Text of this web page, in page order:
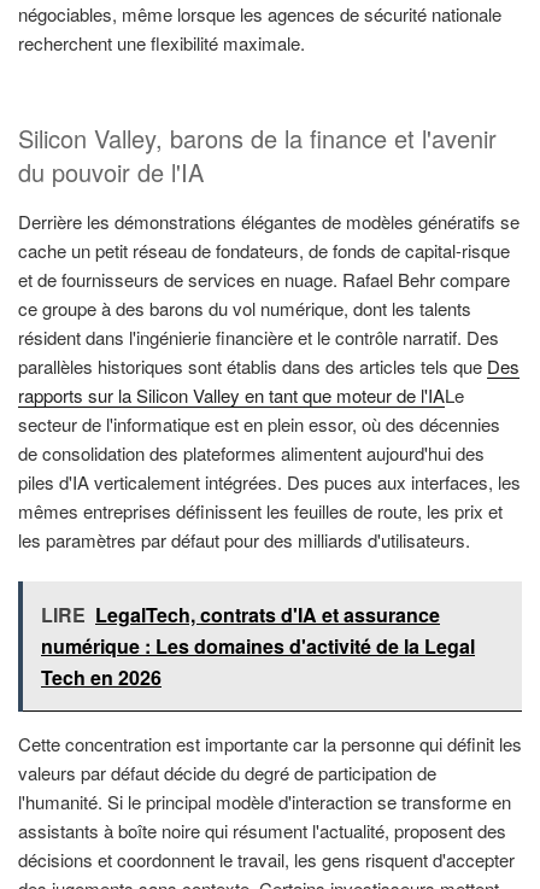
négociables, même lorsque les agences de sécurité nationale
recherchent une flexibilité maximale.
Silicon Valley, barons de la finance et l'avenir
du pouvoir de l'IA
Derrière les démonstrations élégantes de modèles génératifs se
cache un petit réseau de fondateurs, de fonds de capital-risque
et de fournisseurs de services en nuage. Rafael Behr compare
ce groupe à des barons du vol numérique, dont les talents
résident dans l'ingénierie financière et le contrôle narratif. Des
parallèles historiques sont établis dans des articles tels que Des
rapports sur la Silicon Valley en tant que moteur de l'IALe
secteur de l'informatique est en plein essor, où des décennies
de consolidation des plateformes alimentent aujourd'hui des
piles d'IA verticalement intégrées. Des puces aux interfaces, les
mêmes entreprises définissent les feuilles de route, les prix et
les paramètres par défaut pour des milliards d'utilisateurs.
LIRE LegalTech, contrats d'IA et assurance
numérique : Les domaines d'activité de la Legal
Tech en 2026
Cette concentration est importante car la personne qui définit les
valeurs par défaut décide du degré de participation de
l'humanité. Si le principal modèle d'interaction se transforme en
assistants à boîte noire qui résument l'actualité, proposent des
décisions et coordonnent le travail, les gens risquent d'accepter